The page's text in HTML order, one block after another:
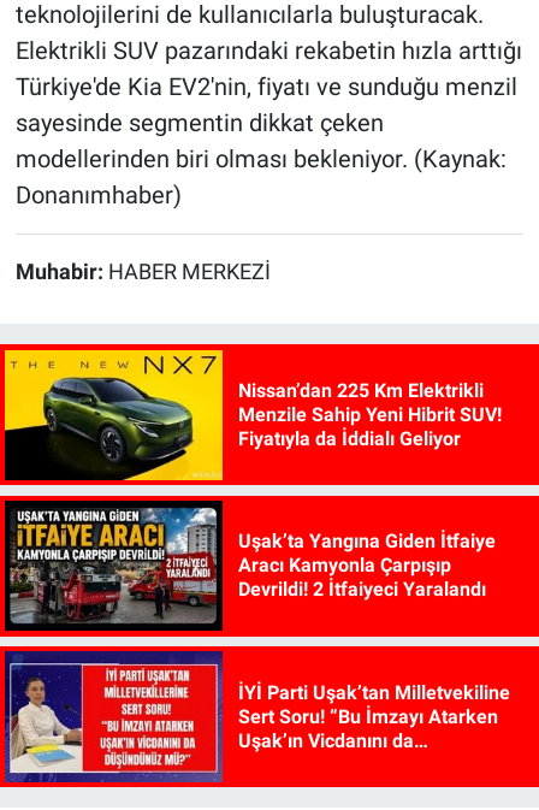
teknolojilerini de kullanıcılarla buluşturacak.
Elektrikli SUV pazarındaki rekabetin hızla arttığı
Türkiye'de Kia EV2'nin, fiyatı ve sunduğu menzil
sayesinde segmentin dikkat çeken
modellerinden biri olması bekleniyor. (Kaynak:
Donanımhaber)
Muhabir: HABER MERKEZİ
Nissan’dan 225 Km Elektrikli
Menzile Sahip Yeni Hibrit SUV!
Fiyatıyla da İddialı Geliyor
Uşak’ta Yangına Giden İtfaiye
Aracı Kamyonla Çarpışıp
Devrildi! 2 İtfaiyeci Yaralandı
İYİ Parti Uşak’tan Milletvekiline
Sert Soru! “Bu İmzayı Atarken
Uşak’ın Vicdanını da